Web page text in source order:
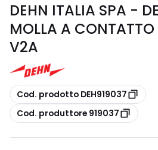
DEHN ITALIA SPA -
MOLLA A CONTATTO
V2A
copia
Cod. prodotto DEH919037
copia
Cod. produttore 919037